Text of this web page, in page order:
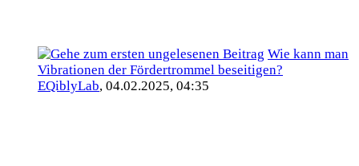
Wie kann man
Vibrationen der Fördertrommel beseitigen?
EQiblyLab, 04.02.2025, 04:35